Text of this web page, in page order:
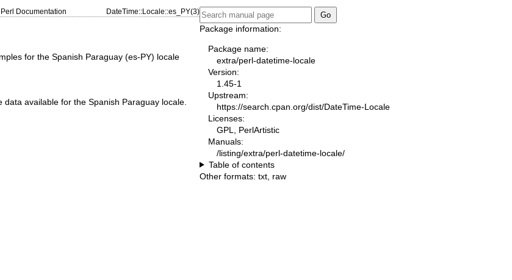
Documentation DateTime::Locale::es_PY(3)
for the Spanish Paraguay (es-PY) locale
available for the Spanish Paraguay locale.
Package information:
Package name:
extra/perl-datetime-locale
Version:
1.45-1
Upstream:
https://search.cpan.org/dist/DateTime-Locale
Licenses:
GPL, PerlArtistic
Manuals:
/listing/extra/perl-datetime-locale/
Table of contents
Other formats: txt raw